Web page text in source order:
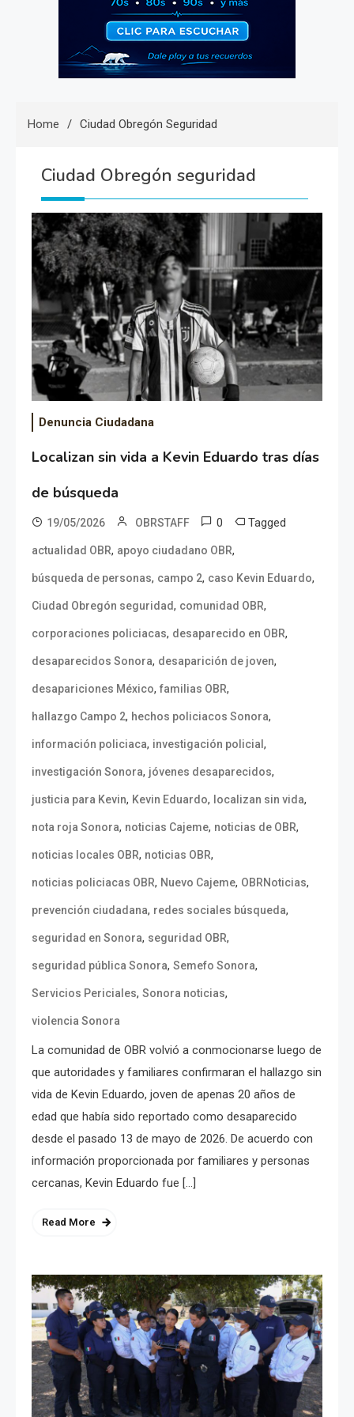
Home Ciudad Obregón Seguridad
Ciudad Obregón seguridad
Denuncia Ciudadana
Localizan sin vida a Kevin Eduardo tras días
de búsqueda
19/05/2026 OBRSTAFF 0 Tagged
actualidad OBR, apoyo ciudadano OBR,
búsqueda de personas, campo 2, caso Kevin Eduardo,
Ciudad Obregón seguridad, comunidad OBR,
corporaciones policiacas, desaparecido en OBR,
desaparecidos Sonora, desaparición de joven,
desapariciones México, familias OBR,
hallazgo Campo 2, hechos policiacos Sonora,
información policiaca, investigación policial ,
investigación Sonora, jóvenes desaparecidos,
justicia para Kevin, Kevin Eduardo, localizan sin vida,
nota roja Sonora, noticias Cajeme, noticias de OBR,
noticias locales OBR, noticias OBR,
noticias policiacas OBR, Nuevo Cajeme, OBRNoticias,
prevención ciudadana, redes sociales búsqueda,
seguridad en Sonora, seguridad OBR,
seguridad pública Sonora, Semefo Sonora,
Servicios Periciales, Sonora noticias,
violencia Sonora
La comunidad de OBR volvió a conmocionarse luego de
que autoridades y familiares confirmaran el hallazgo sin
vida de Kevin Eduardo, joven de apenas 20 años de
edad que había sido reportado como desaparecido
desde el pasado 13 de mayo de 2026. De acuerdo con
información proporcionada por familiares y personas
cercanas, Kevin Eduardo fue […]
Read More